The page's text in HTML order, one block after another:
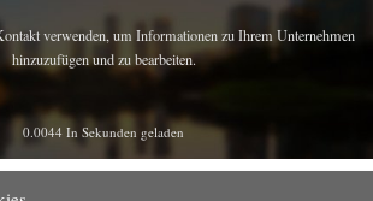
verwenden, um Informationen zu Ihrem Unternehmen
hinzuzufügen und zu bearbeiten.
0.0044 In Sekunden geladen